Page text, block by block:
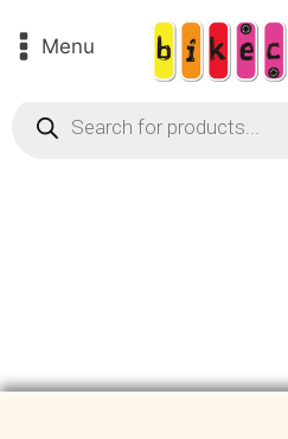
Menu
Products
search